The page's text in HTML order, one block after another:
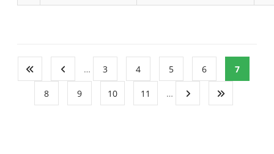
… 3 4 5 6 7
8 9 10 11 …